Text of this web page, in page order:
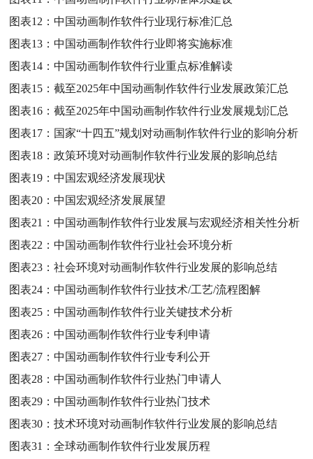
图表12：中国动画制作软件行业现行标准汇总
图表13：中国动画制作软件行业即将实施标准
图表14：中国动画制作软件行业重点标准解读
图表15：截至2025年中国动画制作软件行业发展政策汇总
图表16：截至2025年中国动画制作软件行业发展规划汇总
图表17： 国家“十四五”规划对动画制作软件行业的影响分析
图表18：政策环境对动画制作软件行业发展的影响总结
图表19：中国宏观经济发展现状
图表20：中国宏观经济发展展望
图表21：中国动画制作软件行业发展与宏观经济相关性分析
图表22：中国动画制作软件行业社会环境分析
图表23：社会环境对动画制作软件行业发展的影响总结
图表24：中国动画制作软件行业技术/工艺/流程图解
图表25：中国动画制作软件行业关键技术分析
图表26：中国动画制作软件行业专利申请
图表27：中国动画制作软件行业专利公开
图表28：中国动画制作软件行业热门申请人
图表29：中国动画制作软件行业热门技术
图表30：技术环境对动画制作软件行业发展的影响总结
图表31：全球动画制作软件行业发展历程